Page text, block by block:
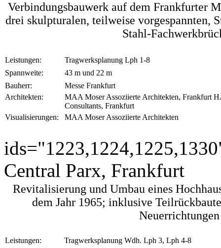
Verbindungsbauwerk auf dem Frankfurter
drei skulpturalen, teilweise vorgespannten,
Stahl-
Leistungen:
Tragwerksplanung Lph 1-8
Spannweite:
43 m und 22 m
Bauherr:
Messe Frankfurt
Architekten:
MAA Moser Assoziierte Architekten, Frankfurt
Consultants, Frankfurt
Visualisierungen:
MAA Moser Assoziierte Architekten
Central Parx, Frankfurt
Revitalisierung und Umbau eines
dem Jahr 1965; inklusive
Neuerrichtungen
Leistungen:
Tragwerksplanung Wdh. Lph 3, Lph 4-8